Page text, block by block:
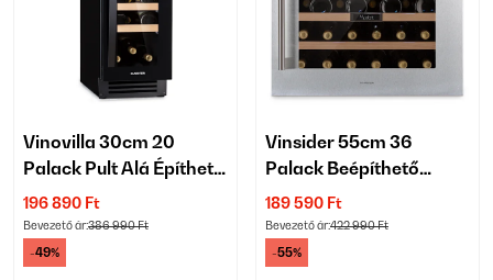
Vinovilla 30cm 20
Palack Pult Alá Építhető
Borhűtő 1 Zónás Fekete
196 890 Ft
Bevezető ár:386 990 Ft
-49%
Vinsider 55cm 36
Palack Beépíthető
Italkhűtő 1 Zónás Ezüst
189 590 Ft
Bevezető ár:422 990 Ft
-55%